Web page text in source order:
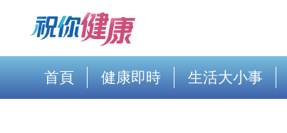
首頁 健康即時 生活大小事